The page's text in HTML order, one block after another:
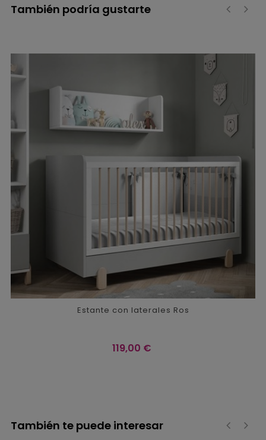
También podría gustarte
Estante con laterales Ros
Precio
119,00 €
También te puede interesar